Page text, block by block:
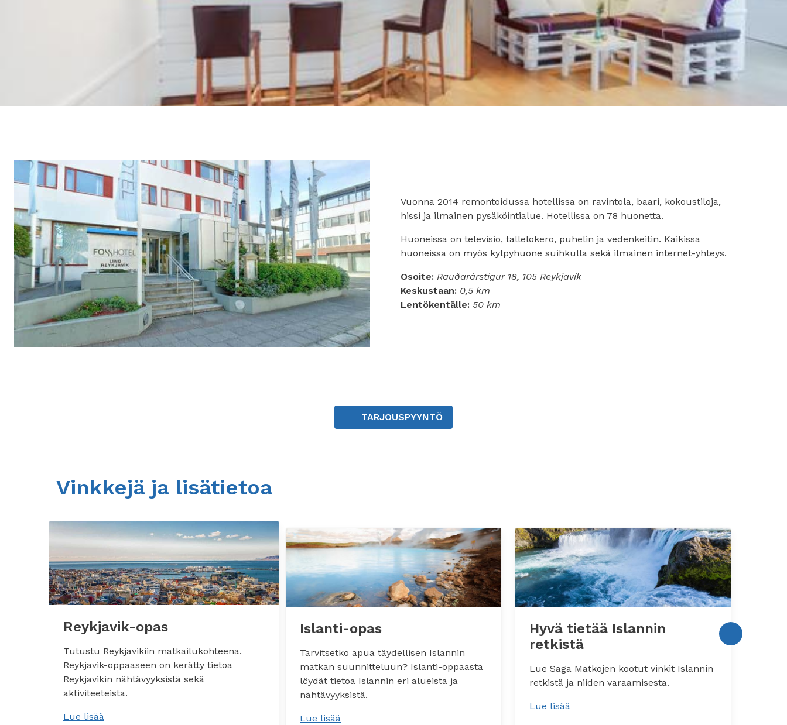
Vuonna 2014 remontoidussa hotellissa on ravintola, baari, kokoustiloja,
hissi ja ilmainen pysäköintialue. Hotellissa on 78 huonetta.
Huoneissa on televisio, tallelokero, puhelin ja vedenkeitin. Kaikissa
huoneissa on myös kylpyhuone suihkulla sekä ilmainen internet-yhteys.
Osoite: Rauðarárstígur 18, 105 Reykjavík
Keskustaan: 0,5 km
Lentökentälle: 50 km
TARJOUSPYYNTÖ
Vinkkejä ja lisätietoa
Reykjavik-opas
Tutustu Reykjavikiin matkailukohteena.
Reykjavik-oppaaseen on kerätty tietoa
Reykjavikin nähtävyyksistä sekä
aktiviteeteista.
Lue lisää
Islanti-opas
Tarvitsetko apua täydellisen Islannin
matkan suunnitteluun? Islanti-oppaasta
löydät tietoa Islannin eri alueista ja
nähtävyyksistä.
Lue lisää
Hyvä tietää Islannin
retkistä
Lue Saga Matkojen kootut vinkit Islannin
retkistä ja niiden varaamisesta.
Lue lisää